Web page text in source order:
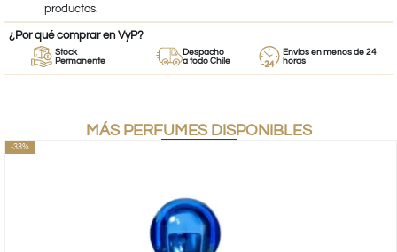
productos.
¿Por qué comprar en VyP?
Stock
Permanente
Despacho
a todo Chile
Envíos en menos de 24
horas
MÁS PERFUMES DISPONIBLES
-33%